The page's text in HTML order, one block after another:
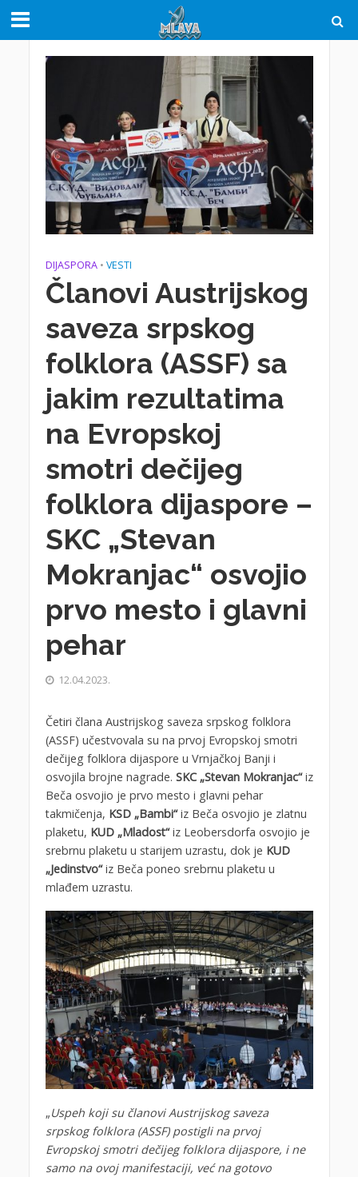
DIJASPORA • VESTI
Članovi Austrijskog
saveza srpskog
folklora (ASSF) sa
jakim rezultatima
na Evropskoj
smotri dečijeg
folklora dijaspore –
SKC „Stevan
Mokranjac“ osvojio
prvo mesto i glavni
pehar
12.04.2023.
Četiri člana Austrijskog saveza srpskog folklora
(ASSF) učestvovala su na prvoj Evropskoj smotri
dečijeg folklora dijaspore u Vrnjačkoj Banji i
osvojila brojne nagrade. SKC „Stevan Mokranjac“iz
Beča osvojio je prvo mesto i glavni pehar
takmičenja, KSD „Bambi“iz Beča osvojio je zlatnu
plaketu, KUD „Mladost“iz Leobersdorfa osvojio je
srebrnu plaketu u starijem uzrastu, dok je KUD
„Jedinstvo“iz Beča poneo srebrnu plaketu u
mlađem uzrastu.
„Uspeh koji su članovi Austrijskog saveza
srpskog folklora (ASSF) postigli na prvoj
Evropskoj smotri dečijeg folklora dijaspore, i ne
samo na ovoj manifestaciji, već na gotovo